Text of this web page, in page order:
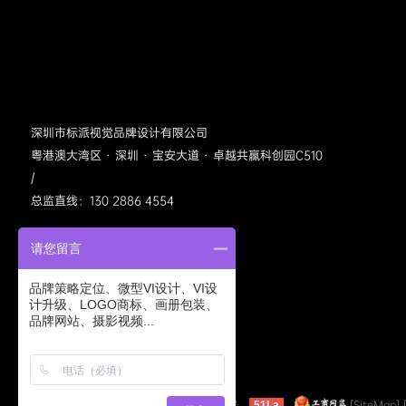
深圳市标派视觉品牌设计有限公司
粤港澳大湾区 · 深圳 · 宝安大道 · 卓越共赢科创园C510
/
总监直线：130 2886 4554
标派视觉公众号
请您留言
品牌策略定位、微型VI设计、VI设
计升级、LOGO商标、画册包装、
品牌网站、摄影视频...